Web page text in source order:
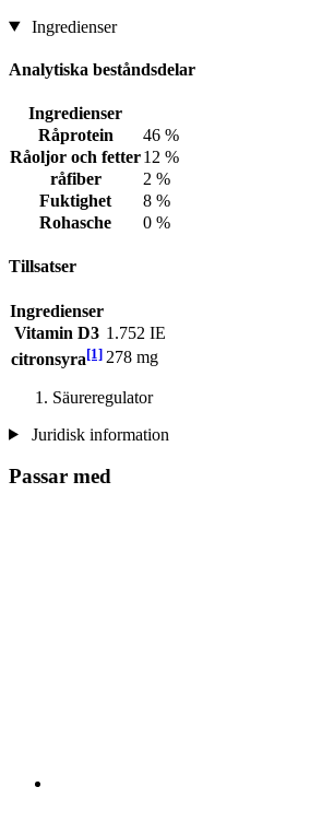
Ingredienser
Analytiska beståndsdelar
Ingredienser
Råprotein
46 %
Råoljor och fetter12 %
råfiber
2 %
Fuktighet
8 %
Rohasche
0 %
Tillsatser
Ingredienser
Vitamin D3 1.752 IE
citronsyra[1] 278 mg
Säureregulator
Juridisk information
Passar med